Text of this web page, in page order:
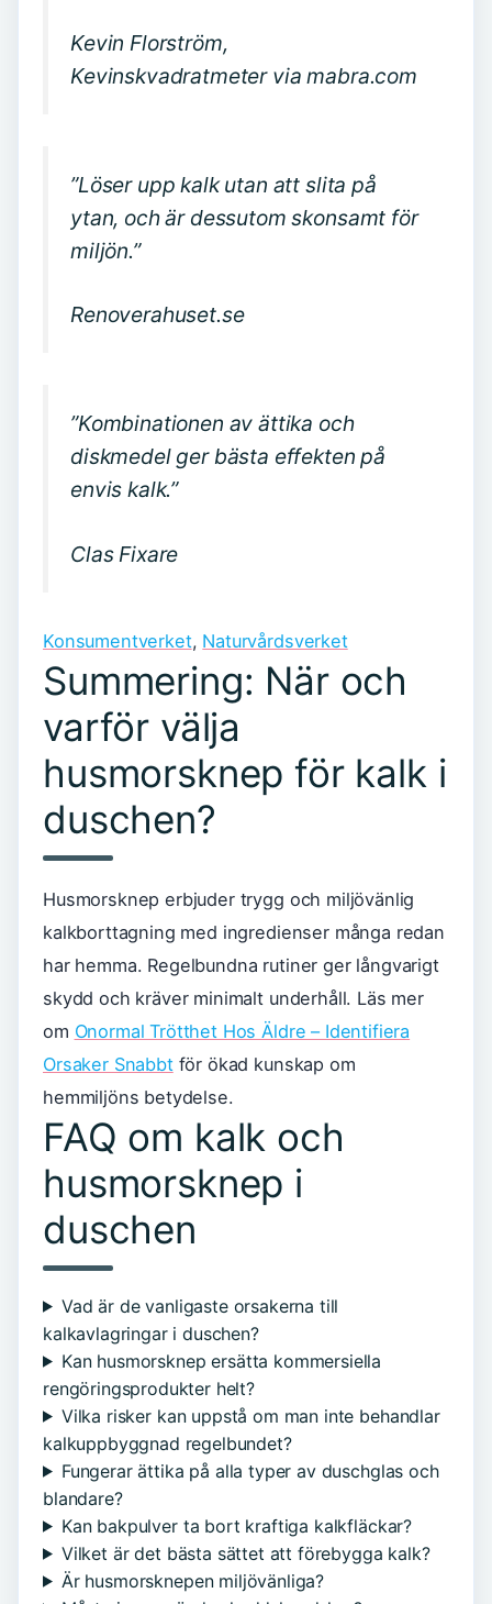
Kevin Florström,
Kevinskvadratmeter via mabra.com
”Löser upp kalk utan att slita på
ytan, och är dessutom skonsamt för
miljön.”
Renoverahuset.se
”Kombinationen av ättika och
diskmedel ger bästa effekten på
envis kalk.”
Clas Fixare
Konsumentverket, Naturvårdsverket
Summering: När och
varför välja
husmorsknep för kalk i
duschen?
Husmorsknep erbjuder trygg och miljövänlig
kalkborttagning med ingredienser många redan
har hemma. Regelbundna rutiner ger långvarigt
skydd och kräver minimalt underhåll. Läs mer
om Onormal Trötthet Hos Äldre – Identifiera
Orsaker Snabbtför ökad kunskap om
hemmiljöns betydelse.
FAQ om kalk och
husmorsknep i
duschen
Vad är de vanligaste orsakerna till
kalkavlagringar i duschen?
Kan husmorsknep ersätta kommersiella
rengöringsprodukter helt?
Vilka risker kan uppstå om man inte behandlar
kalkuppbyggnad regelbundet?
Fungerar ättika på alla typer av duschglas och
blandare?
Kan bakpulver ta bort kraftiga kalkfläckar?
Vilket är det bästa sättet att förebygga kalk?
Är husmorsknepen miljövänliga?